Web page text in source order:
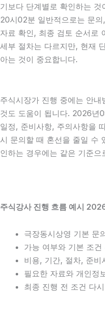
기보다 단계별로 확인하는
20시02분 일반적으로는 문
자료 확인, 최종 검토 순서로
세부 절차는 다르지만, 현재
아는 것이 중요합니다.
주식시장가 진행 중에는 안
것도 도움이 됩니다. 2026년
일정, 준비사항, 주의사항을
시 문의할 때 혼선을 줄일 수
인하는 경우에는 같은 기준
주식강사 진행 흐름 예시
극장동시상영 기본 문
가능 여부와 기본 조건
비용, 기간, 절차, 준비
필요한 자료와 개인정
최종 진행 전 조건 다